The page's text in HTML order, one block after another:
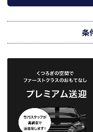
不動産の売買、賃貸等に関す
介の依頼者に提供することがあ
下記３記載の第三者に提供しま
物件の申込者様・購入者様管
の他権利者様から受領した申
正な手段で入手した個人情報を
お客様との契約の履行、賃貸
約後の管理・アフターサービ
当社は、当社の他の不動産物
有用と思われる当社提携先の
条
市区町村